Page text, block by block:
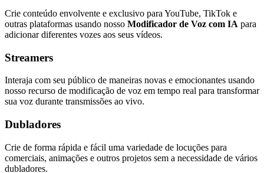
Crie conteúdo envolvente e exclusivo para YouTube, TikTok e
outras plataformas usando nosso Modificador de Voz com IA para
adicionar diferentes vozes aos seus vídeos.
Streamers
Interaja com seu público de maneiras novas e emocionantes usando
nosso recurso de modificação de voz em tempo real para transformar
sua voz durante transmissões ao vivo.
Dubladores
Crie de forma rápida e fácil uma variedade de locuções para
comerciais, animações e outros projetos sem a necessidade de vários
dubladores.